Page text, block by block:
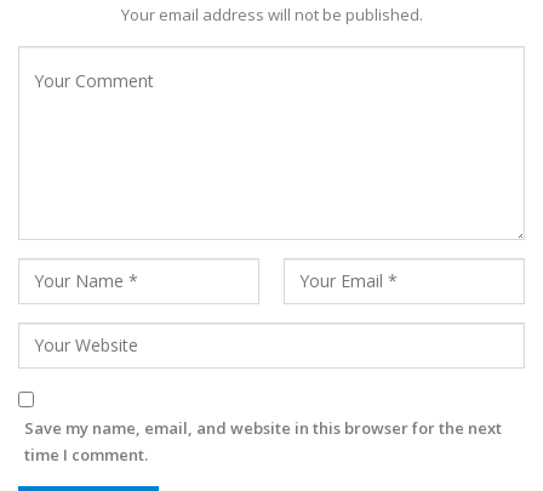
Your email address will not be published.
Save my name, email, and website in this browser for the next
time I comment.